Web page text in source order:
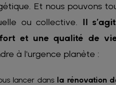
Et nous pouvons
ou collective.
Il
et une qualité de
à l'urgence planète :
lancer dans la rénovation